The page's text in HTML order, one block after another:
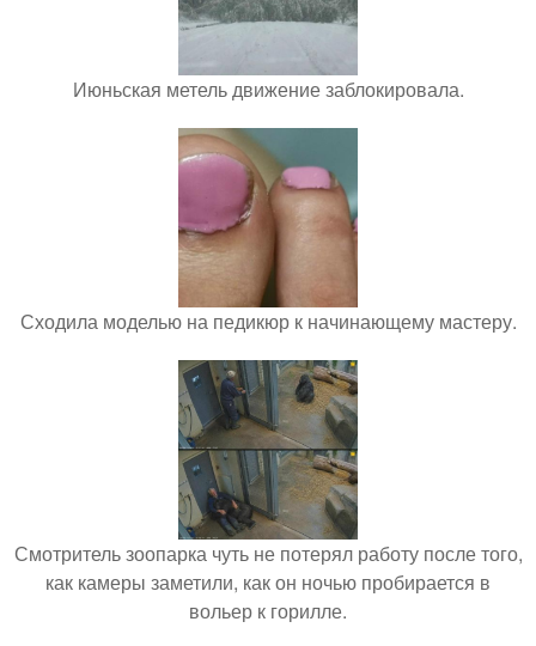
Июньская метель движение заблокировала.
Сходила моделью на педикюр к начинающему мастеру.
Смотритель зоопарка чуть не потерял работу после того,
как камеры заметили, как он ночью пробирается в
вольер к горилле.